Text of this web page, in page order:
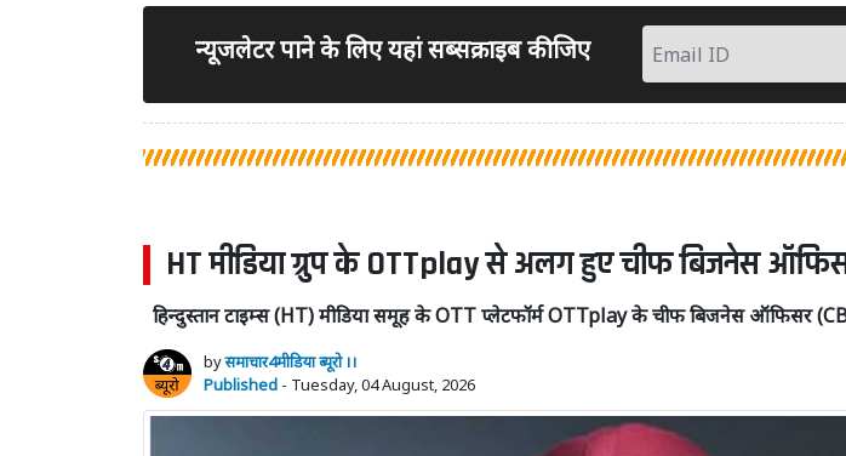
न्यूजलेटर पाने के लिए यहां सब्सक्राइब कीजिए
HT मीडिया ग्रुप के OTTplay से अलग हुए चीफ बिजनेस
हिन्दुस्तान टाइम्स (HT) मीडिया समूह के OTT प्लेटफॉर्म OTTplay के चीफ बिजनेस ऑफिसर
byसमाचार4मीडिया ब्यूरो ।।
Published - Tuesday, 04 August, 2026